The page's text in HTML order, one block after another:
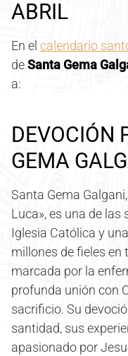
ABRIL
En el calendario
deSanta Gema
a:
DEVOCIÓN
GEMA
Santa Gema
Luca», es una de
Iglesia Católica y
millones de fieles en
marcada por la
profunda unión con
sacrificio. Su
santidad, sus
apasionado por